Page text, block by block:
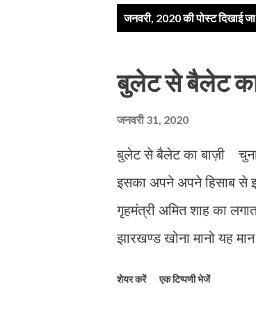
जनवरी, 2020 की पोस्ट दिखाई जा
बुलेट से बैलेट का
जनवरी 31, 2020
बुलेट से बैलेट का बाज़ी
इसका अपने अपने हिसाब से
गृहमंत्री अमित शाह का
झारखण्ड खोना मानो यह
शेयर करें एक टिप्पणी भेजें